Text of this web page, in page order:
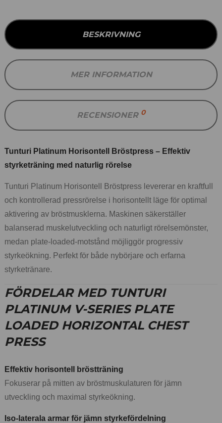
BESKRIVNING
MER INFORMATION
RECENSIONER 0
Tunturi Platinum Horisontell Bröstpress – Effektiv
styrketräning med naturlig rörelse
Tunturi Platinum Horisontell Bröstpress levererar en kraftfull
och kontrollerad pressrörelse i horisontellt läge för optimal
aktivering av bröstmusklerna. Maskinen säkerställer
balanserad muskelutveckling och naturligt rörelsemönster,
medan plate-loaded-motstånd möjliggör progressiv
styrkeökning. Perfekt för både nybörjare och erfarna
styrketränare.
FÖRDELAR MED TUNTURI
PLATINUM V-SERIES PLATE
LOADED HORIZONTAL CHEST
PRESS
Effektiv horisontell bröstträning
Fokuserar på mitten av bröstmuskulaturen för jämn
utveckling och maximal styrkeökning.
Iso-laterala armar för jämn styrkefördelning